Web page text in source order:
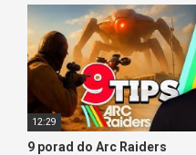
12:29
9 porad do Arc Raiders